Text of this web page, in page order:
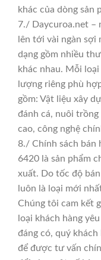
khác của dòng sản
7./ Daycuroa.net –
lên tới vài ngàn sợi
dạng gồm nhiều
khác nhau. Mỗi
lượng riêng phù
gồm: Vật liệu xây
đánh cá, nuôi trồng
cao, công nghệ
8./ Chính sách bán
6420 là sản phẩm
xuất. Do tốc độ
luôn là loại mới
Chúng tôi cam kết
loại khách hàng
đáng có, quý
để được tư vấn